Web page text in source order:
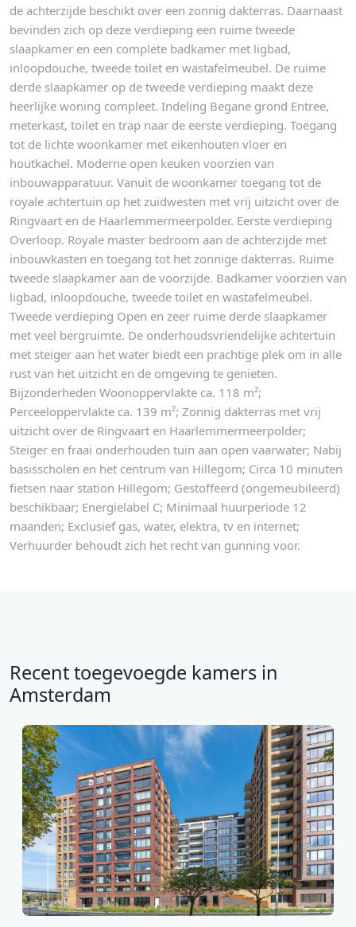
de achterzijde beschikt over een zonnig dakterras. Daarnaast
bevinden zich op deze verdieping een ruime tweede
slaapkamer en een complete badkamer met ligbad,
inloopdouche, tweede toilet en wastafelmeubel. De ruime
derde slaapkamer op de tweede verdieping maakt deze
heerlijke woning compleet. Indeling Begane grond Entree,
meterkast, toilet en trap naar de eerste verdieping. Toegang
tot de lichte woonkamer met eikenhouten vloer en
houtkachel. Moderne open keuken voorzien van
inbouwapparatuur. Vanuit de woonkamer toegang tot de
royale achtertuin op het zuidwesten met vrij uitzicht over de
Ringvaart en de Haarlemmermeerpolder. Eerste verdieping
Overloop. Royale master bedroom aan de achterzijde met
inbouwkasten en toegang tot het zonnige dakterras. Ruime
tweede slaapkamer aan de voorzijde. Badkamer voorzien van
ligbad, inloopdouche, tweede toilet en wastafelmeubel.
Tweede verdieping Open en zeer ruime derde slaapkamer
met veel bergruimte. De onderhoudsvriendelijke achtertuin
met steiger aan het water biedt een prachtige plek om in alle
rust van het uitzicht en de omgeving te genieten.
Bijzonderheden Woonoppervlakte ca. 118 m²;
Perceeloppervlakte ca. 139 m²; Zonnig dakterras met vrij
uitzicht over de Ringvaart en Haarlemmermeerpolder;
Steiger en fraai onderhouden tuin aan open vaarwater; Nabij
basisscholen en het centrum van Hillegom; Circa 10 minuten
fietsen naar station Hillegom; Gestoffeerd (ongemeubileerd)
beschikbaar; Energielabel C; Minimaal huurperiode 12
maanden; Exclusief gas, water, elektra, tv en internet;
Verhuurder behoudt zich het recht van gunning voor.
Recent toegevoegde kamers in
Amsterdam